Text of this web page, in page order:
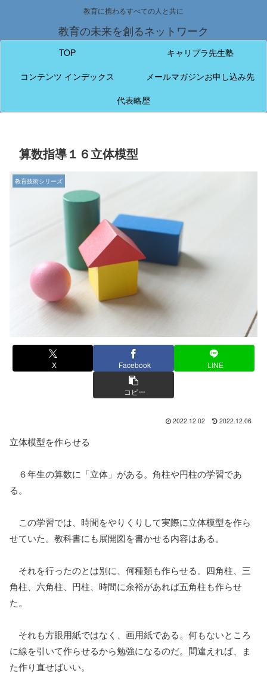
教育に携わるすべての人と共に
教育の未来を創るネットワーク
TOP
キャリプラ先生塾
コンテンツ インデックス
メールマガジンお申し込み先
代表略歴
算数指導１６立体模型
教育技術シリーズ
X Facebook LINE
コピー
2022.12.02 2022.12.06
立体模型を作らせる
６年生の算数に「立体」がある。角柱や円柱の学習であ
る。
この学習では、時間をやりくりして実際に立体模型を作ら
せていた。教科書にも展開図を書かせる内容はある。
それを行ったのとは別に、何種類も作らせる。四角柱、三
角柱、六角柱、円柱、時間に余裕があれば五角柱も作らせ
た。
それも方眼用紙ではなく、画用紙である。何もないところ
に線を引いて作らせるから勉強になるのだ。間違えれば、ま
た作り直せばいい。